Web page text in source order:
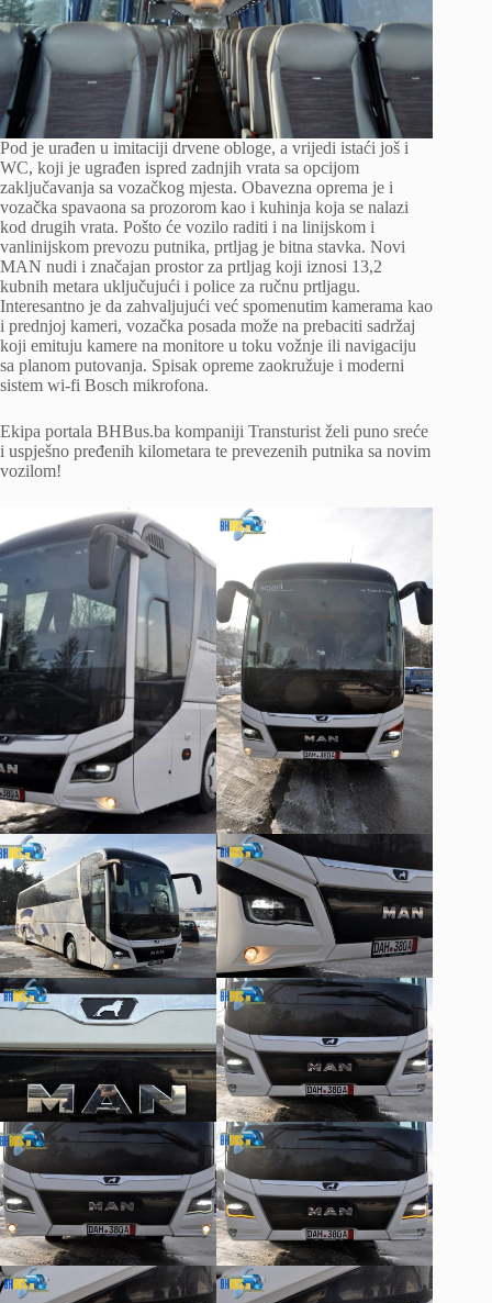
Pod je urađen u imitaciji drvene obloge, a vrijedi istaći još i
WC, koji je ugrađen ispred zadnjih vrata sa opcijom
zaključavanja sa vozačkog mjesta. Obavezna oprema je i
vozačka spavaona sa prozorom kao i kuhinja koja se nalazi
kod drugih vrata. Pošto će vozilo raditi i na linijskom i
vanlinijskom prevozu putnika, prtljag je bitna stavka. Novi
MAN nudi i značajan prostor za prtljag koji iznosi 13,2
kubnih metara uključujući i police za ručnu prtljagu.
Interesantno je da zahvaljujući već spomenutim kamerama kao
i prednjoj kameri, vozačka posada može na prebaciti sadržaj
koji emituju kamere na monitore u toku vožnje ili navigaciju
sa planom putovanja. Spisak opreme zaokružuje i moderni
sistem wi-fi Bosch mikrofona.
Ekipa portala BHBus.ba kompaniji Transturist želi puno sreće
i uspješno pređenih kilometara te prevezenih putnika sa novim
vozilom!